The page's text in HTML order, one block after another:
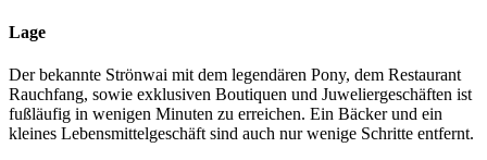
Lage
Der bekannte Strönwai mit dem legendären Pony, dem Restaurant
Rauchfang, sowie exklusiven Boutiquen und Juweliergeschäften ist
fußläufig in wenigen Minuten zu erreichen. Ein Bäcker und ein
kleines Lebensmittelgeschäft sind auch nur wenige Schritte entfernt.